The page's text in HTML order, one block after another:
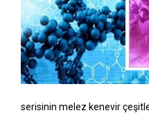
serisinin melez kenevir